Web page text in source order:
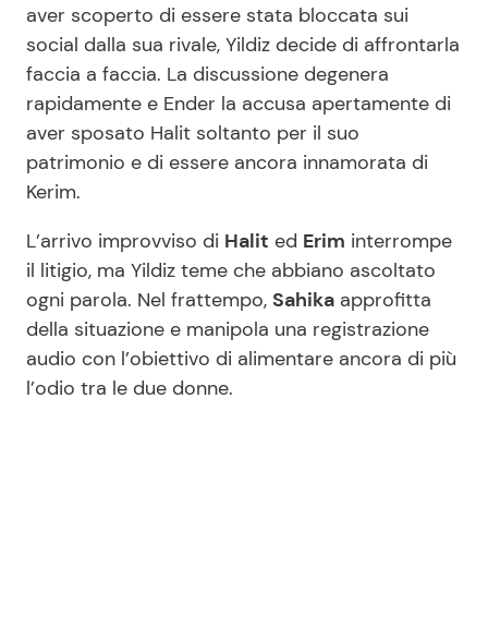
aver scoperto di essere stata bloccata sui
social dalla sua rivale, Yildiz decide di affrontarla
faccia a faccia. La discussione degenera
rapidamente e Ender la accusa apertamente di
aver sposato Halit soltanto per il suo
patrimonio e di essere ancora innamorata di
Kerim.
L’arrivo improvviso di Halit ed Erim interrompe
il litigio, ma Yildiz teme che abbiano ascoltato
ogni parola. Nel frattempo, Sahika approfitta
della situazione e manipola una registrazione
audio con l’obiettivo di alimentare ancora di più
l’odio tra le due donne.